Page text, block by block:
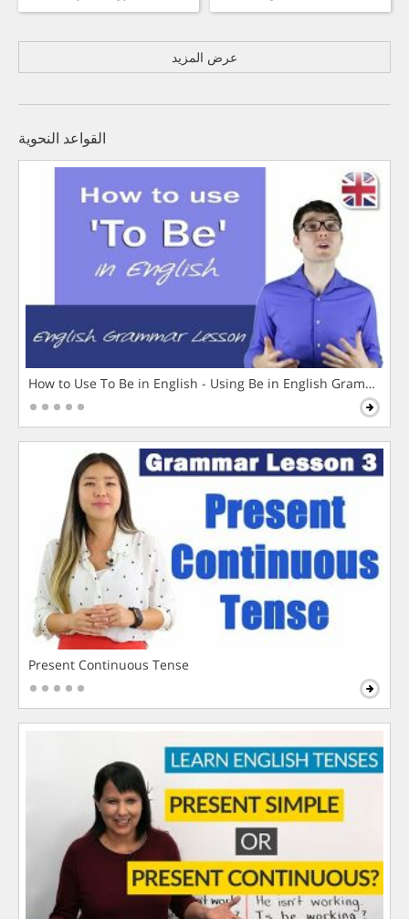
عرض المزيد
القواعد النحوية
How to Use To Be in English - Using Be in English Grammar
Present Continuous Tense